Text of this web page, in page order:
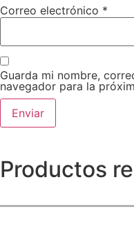
Correo electrónico *
Guarda mi nombre,
navegador para la
Productos